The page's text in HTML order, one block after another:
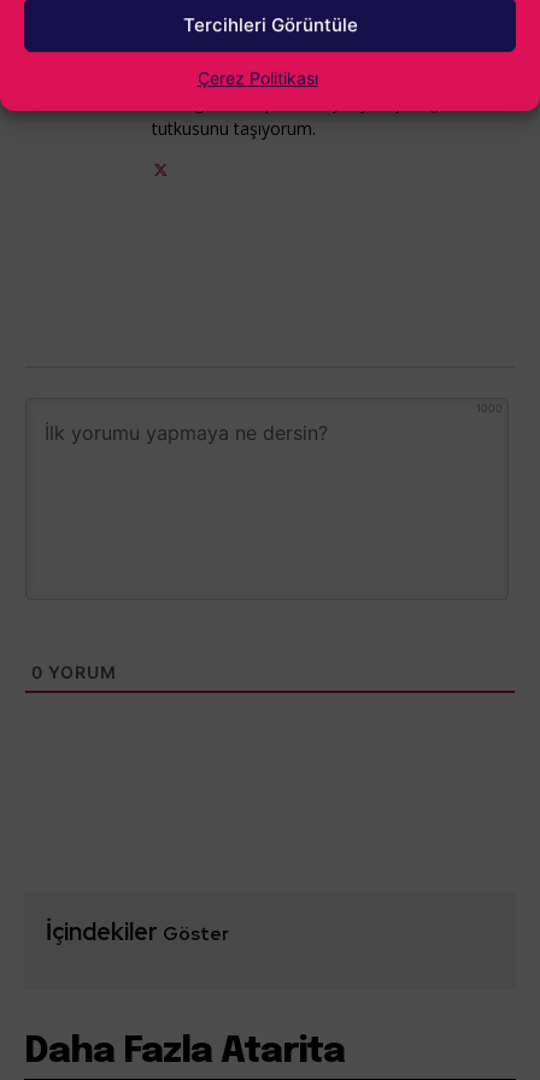
Tercihleri Görüntüle
Çerez Politikası
aşk yaşadım. Age of Empires II ile başlayan
yolculuk, kendi oyunumu yapmaya kadar
ilerledi. Hala oyun sektöründeyim ve hala o ilk
tutkusunu taşıyorum.
1000
0 YORUM
İçindekiler Göster
Daha Fazla Atarita